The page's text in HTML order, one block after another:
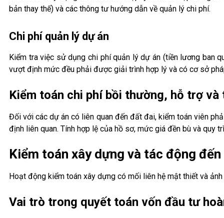
bản thay thế) và các thông tư hướng dẫn về quản lý chi phí.
Chi phí quản lý dự án
Kiểm tra việc sử dụng chi phí quản lý dự án (tiền lương ban
vượt định mức đều phải được giải trình hợp lý và có cơ sở
Kiểm toán chi phí bồi thường, hỗ trợ
Đối với các dự án có liên quan đến đất đai, kiểm toán viên
định liên quan. Tính hợp lệ của hồ sơ, mức giá đền bù và quy
Kiểm toán xây dựng và tác động
Hoạt động kiểm toán xây dựng có mối liên hệ mật thiết và
Vai trò trong quyết toán vốn đầu tư